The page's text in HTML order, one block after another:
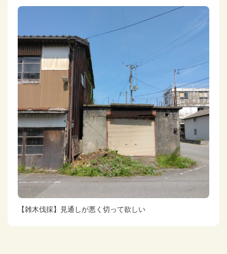
【雑木伐採】見通しが悪く切って欲しい